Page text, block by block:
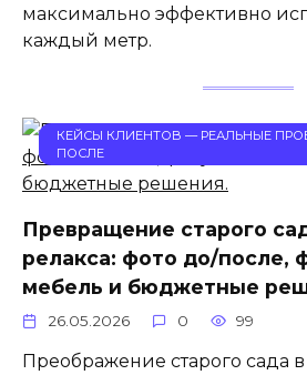
максимально эффективно
каждый метр.
КЕЙСЫ КЛИЕНТОВ — РЕАЛЬНЫЕ
ПОСЛЕ
Превращение старого
релакса: фото до/после,
мебель и бюджетные
26.05.2026 0 99
Преображение старого сада